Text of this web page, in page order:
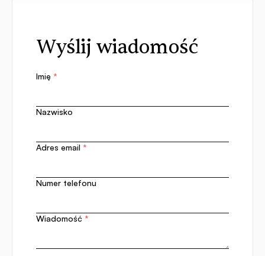
Wyślij wiadomość
Imię *
Nazwisko
Adres email *
Numer telefonu
Wiadomość *